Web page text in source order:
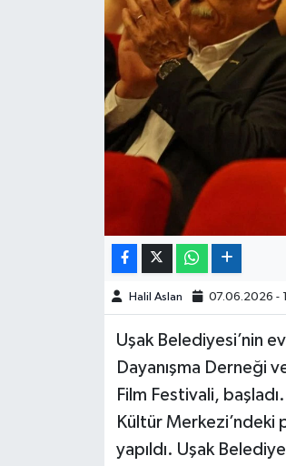
Halil Aslan 07.06.2026 -
Uşak Belediyesi’nin
Dayanışma Derneği
Film Festivali,
Kültür Merkezi’ndeki
yapıldı. Uşak